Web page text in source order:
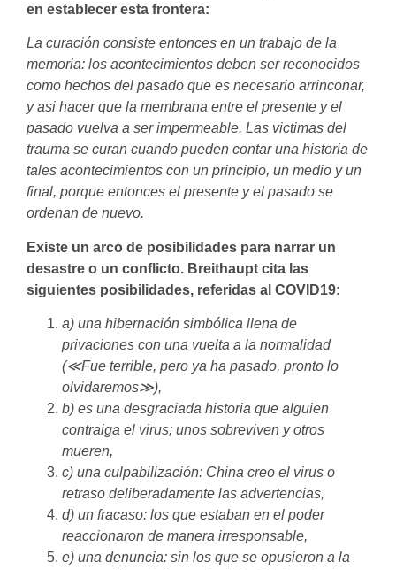
en establecer esta frontera:
La curación consiste entonces en un trabajo de la
memoria: los acontecimientos deben ser reconocidos
como hechos del pasado que es necesario arrinconar,
y asi hacer que la membrana entre el presente y el
pasado vuelva a ser impermeable. Las victimas del
trauma se curan cuando pueden contar una historia de
tales acontecimientos con un principio, un medio y un
final, porque entonces el presente y el pasado se
ordenan de nuevo.
Existe un arco de posibilidades para narrar un
desastre o un conflicto. Breithaupt cita las
siguientes posibilidades, referidas al COVID19:
a) una hibernación simbólica llena de
privaciones con una vuelta a la normalidad
(≪Fue terrible, pero ya ha pasado, pronto lo
olvidaremos≫),
b) es una desgraciada historia que alguien
contraiga el virus; unos sobreviven y otros
mueren,
c) una culpabilización: China creo el virus o
retraso deliberadamente las advertencias,
d) un fracaso: los que estaban en el poder
reaccionaron de manera irresponsable,
e) una denuncia: sin los que se opusieron a la